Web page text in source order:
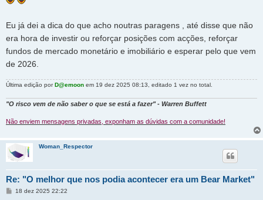
Eu já dei a dica do que acho noutras paragens , até disse que não
era hora de investir ou reforçar posições com acções, reforçar
fundos de mercado monetário e imobiliário e esperar pelo que vem
de 2026.
Última edição porD@emoon em 19 dez 2025 08:13, editado 1 vez no total.
"O risco vem de não saber o que se está a fazer" - Warren Buffett
Não enviem mensagens privadas, exponham as dúvidas com a comunidade!
Woman_Respector
Re: "O melhor que nos podia acontecer era um Bear Market"
M18 dez 2025 22:22